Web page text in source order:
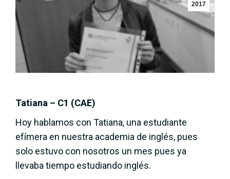
2017
Tatiana – C1 (CAE)
Hoy hablamos con Tatiana, una estudiante
efímera en nuestra academia de inglés, pues
solo estuvo con nosotros un mes pues ya
llevaba tiempo estudiando inglés.